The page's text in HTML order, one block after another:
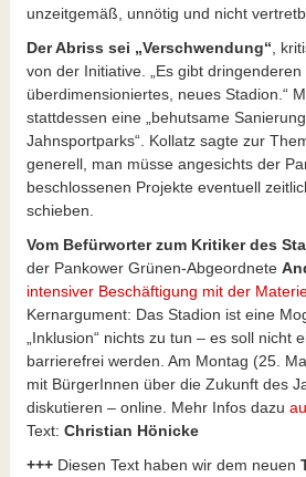
unzeitgemäß, unnötig und nicht
Der Abriss sei „Verschwendung“ ,
von der Initiative. „Es gibt
überdimensioniertes, neues Stadion.“
stattdessen eine „behutsame
Jahnsportparks“. Kollatz sagte zur
generell, man müsse angesichts der
beschlossenen Projekte eventuell
schieben.
Vom Befürworter zum Kritiker des
der Pankower Grünen-Abgeordnete
intensiver Beschäftigung mit der
Kernargument: Das Stadion ist eine
„Inklusion“ nichts zu tun – es soll nicht
barrierefrei werden. Am Montag (25.
mit BürgerInnen über die Zukunft des
diskutieren – online. Mehr Infos dazu
Text: Christian Hönicke
+++ Diesen Text haben wir dem neuen